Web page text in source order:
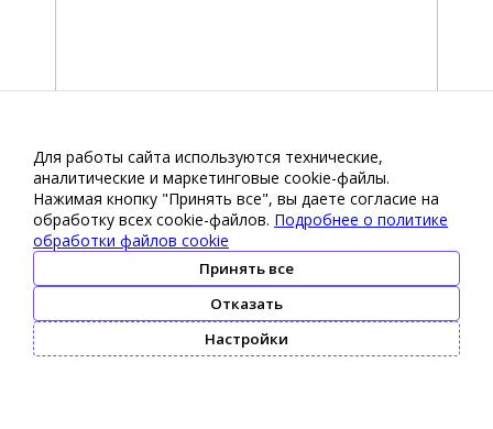
Для работы сайта используются технические,
аналитические и маркетинговые сооkіе-файлы.
Нажимая кнопку "Принять все", вы даете согласие на
обработку всех cookie-файлов. Подробнее о политике
обработки файлов cookie
Принять все
Отказать
Настройки